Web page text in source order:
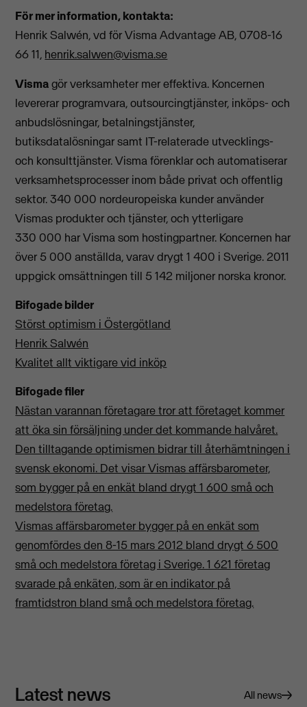
För mer information, kontakta:
Henrik Salwén, vd för Visma Advantage AB, 0708-16
66 11, henrik.salwen@visma.se
Vismagör verksamheter mer effektiva. Koncernen
levererar programvara, outsourcingtjänster, inköps- och
anbudslösningar, betalningstjänster,
butiksdatalösningar samt IT-relaterade utvecklings-
och konsulttjänster. Visma förenklar och automatiserar
verksamhetsprocesser inom både privat och offentlig
sektor. 340 000 nordeuropeiska kunder använder
Vismas produkter och tjänster, och ytterligare
330 000 har Visma som hostingpartner. Koncernen har
över 5 000 anställda, varav drygt 1 400 i Sverige. 2011
uppgick omsättningen till 5 142 miljoner norska kronor.
Bifogade bilder
Störst optimism i Östergötland
Henrik Salwén
Kvalitet allt viktigare vid inköp
Bifogade filer
Nästan varannan företagare tror att företaget kommer
att öka sin försäljning under det kommande halvåret.
Den tilltagande optimismen bidrar till återhämtningen i
svensk ekonomi. Det visar Vismas affärsbarometer,
som bygger på en enkät bland drygt 1 600 små och
medelstora företag.
Vismas affärsbarometer bygger på en enkät som
genomfördes den 8-15 mars 2012 bland drygt 6 500
små och medelstora företag i Sverige. 1 621 företag
svarade på enkäten, som är en indikator på
framtidstron bland små och medelstora företag.
Latest news All news